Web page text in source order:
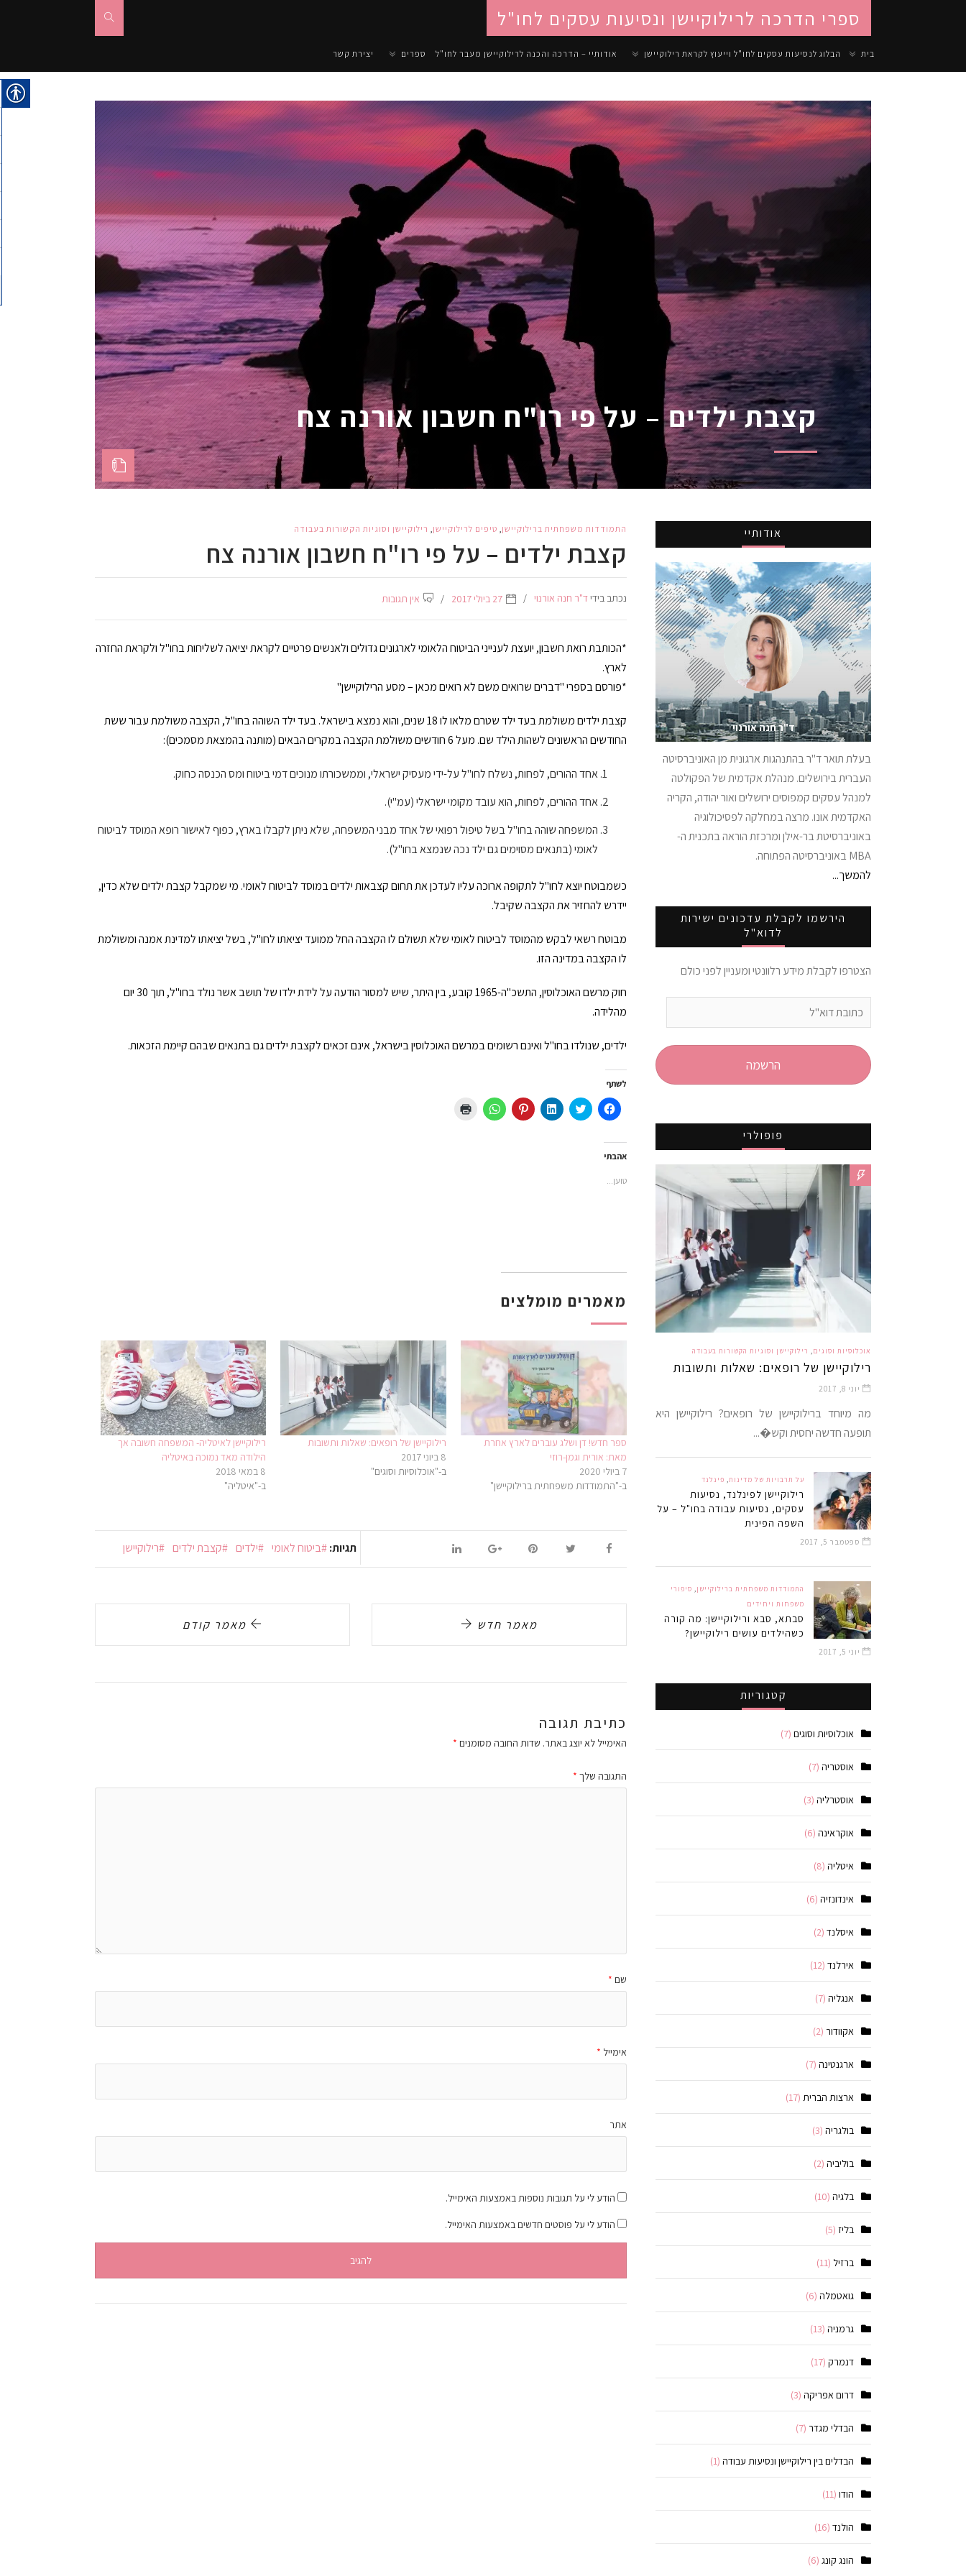
ספרי הדרכה לרילוקיישן ונסיעות עסקים לחו"ל
בית הבלוג לנסיעות עסקים לחו"ל וייעוץ לקראת רילוקיישן אודותיי – הדרכה והכנה לרילוקיישן מעבר לחו"ל ספרים יצירת קשר
קצבת ילדים – על פי רו"ח חשבון אורנה צח
התמודדות משפחתית ברילוקיישן, טיפים לרילוקיישן, רילוקיישן וסוגיות הקשורות בעבודה
קצבת ילדים – על פי רו"ח חשבון אורנה צח
נכתב בידיד"ר חנה אורנוי 27 ביולי 2017 אין תגובות
*הכותבת רואת חשבון, יועצת לענייני הביטוח הלאומי לארגונים גדולים ולאנשים פרטיים לקראת יציאה לשליחות בחו"ל ולקראת החזרה
לארץ.
*פורסם בספרי "דברים שרואים משם לא רואים מכאן – מסע הרילוקיישן"
קצבת ילדים משולמת בעד ילד שטרם מלאו לו 18 שנים, והוא נמצא בישראל. בעד ילד השוהה בחו"ל, הקצבה משולמת עבור ששת
החודשים הראשונים לשהות הילד שם. מעל 6 חודשים משולמת הקצבה במקרים הבאים (מותנה בהמצאת מסמכים):
אחד ההורים, לפחות, נשלח לחו"ל על-ידי מעסיק ישראלי, וממשכורתו מנוכים דמי ביטוח ומס הכנסה כחוק.
אחד ההורים, לפחות, הוא עובד מקומי ישראלי (עמ"י).
המשפחה שוהה בחו"ל בשל טיפול רפואי של אחד מבני המשפחה, שלא ניתן לקבלו בארץ, כפוף לאישור רופא המוסד לביטוח
לאומי (בתנאים מסוימים גם ילד נכה שנמצא בחו"ל).
כשמבוטח יוצא לחו"ל לתקופה ארוכה עליו לעדכן את תחום קצבאות ילדים במוסד לביטוח לאומי. מי שמקבל קצבת ילדים שלא כדין,
יידרש להחזיר את הקצבה שקיבל.
מבוטח רשאי לבקש מהמוסד לביטוח לאומי שלא תשולם לו הקצבה החל ממועד יציאתו לחו"ל, בשל יציאתו למדינת אמנה ומשולמת
לו הקצבה במדינה הזו.
חוק מרשם האוכלוסין, התשכ"ה-1965 קובע, בין היתר, שיש למסור הודעה על לידת ילדו של תושב אשר נולד בחו"ל, תוך 30 יום
מהלידה.
ילדים, שנולדו בחו"ל ואינם רשומים במרשם האוכלוסין בישראל, אינם זכאים לקצבת ילדים גם בתנאים שבהם קיימת הזכאות.
לשתף
לחיצה
לשיתוף
לחצו
כדי
לחצו
כדי
לחץ
כדי
לחיצה
לשיתוף
אהבתי
טוען...
מאמרים מומלצים
ספר חדש! דן ושלג עוברים לארץ אחרת
מאת: אורית וגמן-רוזי
7 ביולי 2020
ב-"התמודדות משפחתית ברילוקיישן"
רילוקיישן של רופאים: שאלות ותשובות
8 ביוני 2017
ב-"אוכלוסיות וסוגים"
רילוקיישן לאיטליה- המשפחה חשובה אך
הילודה מאד נמוכה באיטליה
8 במאי 2018
ב-"איטליה"
תגיות: ביטוח לאומי ילדים קצבת ילדים רילוקיישן
מאמר קודם מאמר חדש
כתיבת תגובה
האימייל לא יוצג באתר. שדות החובה מסומנים *
התגובה שלך *
שם *
אימייל *
אתר
הודע לי על תגובות נוספות באמצעות האימייל.
הודע לי על פוסטים חדשים באמצעות האימייל.
אודותיי
ד"ר חנה אורנוי
בעלת תואר ד"ר בהתנהגות ארגונית מן האוניברסיטה
העברית בירושלים. מנהלת אקדמית של הפקולטה
למנהל עסקים קמפוסים ירושלים ואור יהודה, הקריה
האקדמית אונו. מרצה במחלקה לפסיכולוגיה
באוניברסיטת בר-אילן ומרכזת הוראה בתכנית ה-
MBA באוניברסיטה הפתוחה.
להמשך...
הירשמו לקבלת עדכונים ישירות
לדוא"ל
הצטרפו לקבלת מידע רלוונטי ומעניין לפני כולם
הרשמה
פופולרי
אוכלוסיות וסוגים, רילוקיישן וסוגיות הקשורות בעבודה
רילוקיישן של רופאים: שאלות ותשובות
יוני 8, 2017
מה מיוחד ברילוקיישן של רופאים? רילוקיישן היא
תופעה חדשה יחסית וקש�...
על תרבויות של מדינות, פינלנד
רילוקיישן לפינלנד, נסיעות
עסקים, נסיעות עבודה בחו"ל – על
השפה הפינית
ספטמבר 5, 2017
התמודדות משפחתית ברילוקיישן, סיפורי
משפחות ויחידים
סבתא, סבא ורילוקיישן: מה קורה
כשהילדים עושים רילוקיישן?
יוני 5, 2017
קטגוריות
אוכלוסיות וסוגים (7)
אוסטריה (7)
אוסטרליה (3)
אוקראינה (6)
איטליה (8)
אינדונזיה (6)
איסלנד (2)
אירלנד (12)
אנגליה (7)
אקוודור (2)
ארגנטינה (7)
ארצות הברית (17)
בולגריה (3)
בוליביה (2)
בלגיה (10)
בליז (5)
ברזיל (11)
גואטמלה (6)
גרמניה (13)
דנמרק (17)
דרום אפריקה (3)
הבדלי מגדר (7)
הבדלים בין רילוקיישן ונסיעות עבודה (1)
הודו (11)
הולנד (16)
הונג קונג (6)